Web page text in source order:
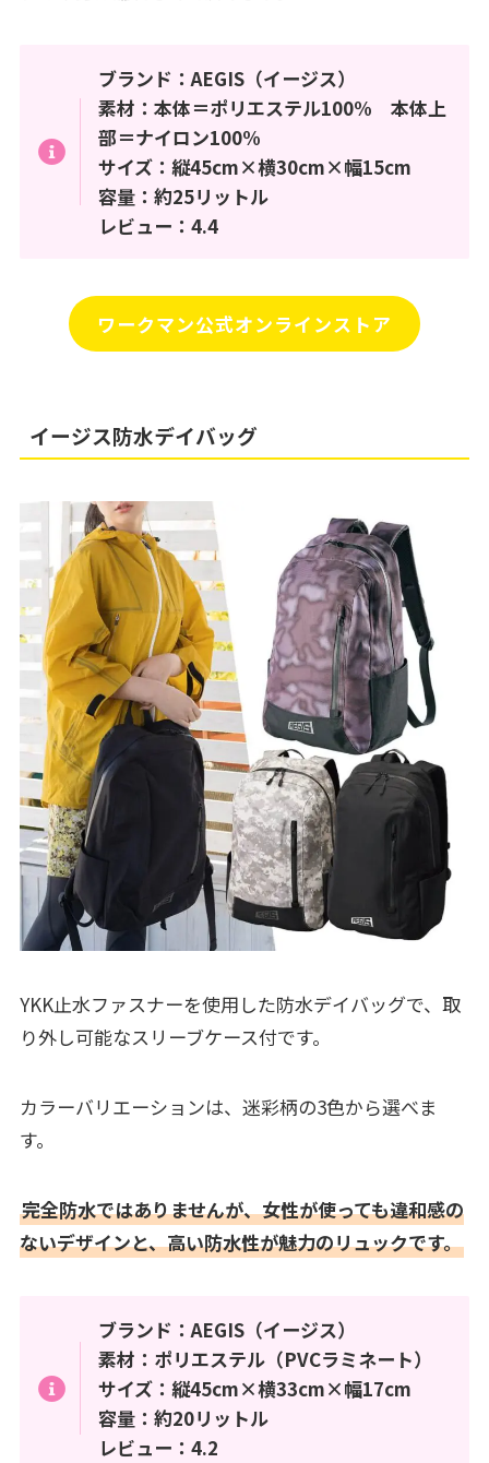
ブランド：AEGIS（イージス）
素材：本体＝ポリエステル100% 本体上
部＝ナイロン100%
サイズ：縦45cm×横30cm×幅15cm
容量：約25リットル
レビュー：4.4
ワークマン公式オンラインストア
イージス防水デイバッグ
YKK止水ファスナーを使用した防水デイバッグで、取
り外し可能なスリーブケース付です。
カラーバリエーションは、迷彩柄の3色から選べま
す。
完全防水ではありませんが、女性が使っても違和感の
ないデザインと、高い防水性が魅力のリュックです。
ブランド：AEGIS（イージス）
素材：ポリエステル（PVCラミネート）
サイズ：縦45cm×横33cm×幅17cm
容量：約20リットル
レビュー：4.2